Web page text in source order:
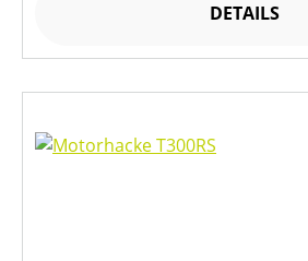
DETAILS